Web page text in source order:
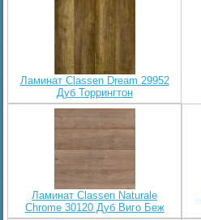
Ламинат Classen Dream 29952
Дуб Торрингтон
Ламинат Classen Naturale
Chrome 30120 Дуб Виго Беж